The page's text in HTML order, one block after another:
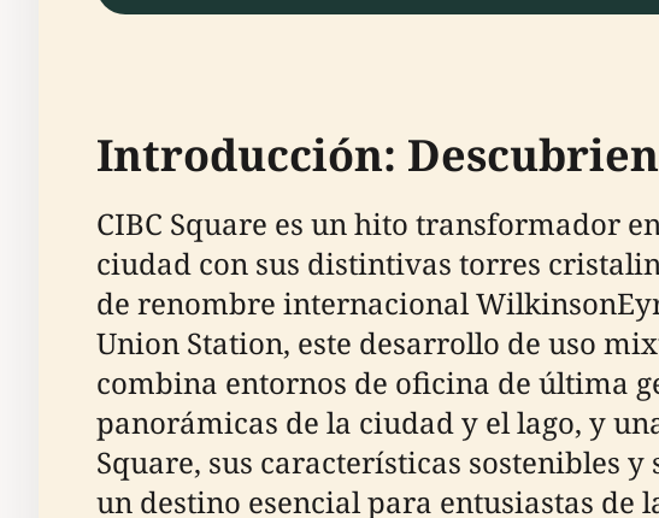
Introducción:
CIBC Square es un hito transformador
ciudad con sus distintivas torres
de renombre internacional
Union Station, este desarrollo de uso
combina entornos de oficina de última
panorámicas de la ciudad y el lago, y
Square, sus características sostenibles
un destino esencial para entusiastas